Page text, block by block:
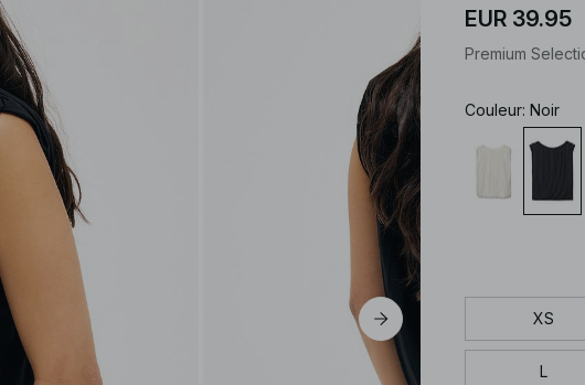
EUR 39.95
Premium
Couleur: Noir
XS
L